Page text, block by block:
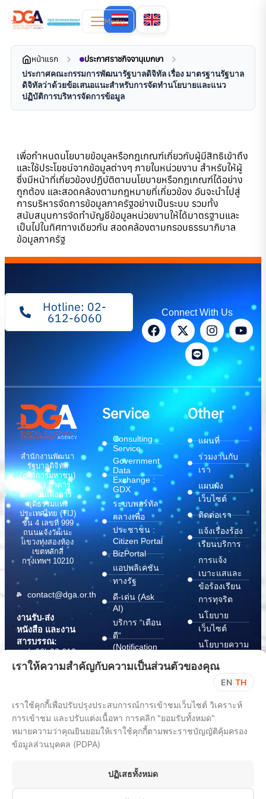
Menu
หน้าแรก ประกาศราชกิจจานุเบกษา
ประกาศคณะกรรมการพัฒนารัฐบาลดิจิทัล เรื่อง มาตรฐานรัฐบาล
ดิจิทัลว่าด้วยข้อเสนอแนะสำหรับการจัดทำนโยบายและแนว
ปฏิบัติการบริหารจัดการข้อมูล
เพื่อกำหนดนโยบายข้อมูลหรือกฎเกณฑ์เกี่ยวกับผู้มีสิทธิเข้าถึง
และใช้ประโยชน์จากข้อมูลต่างๆ ภายในหน่วยงาน สำหรับให้ผู้
ซึ่งมีหน้าที่เกี่ยวข้องปฏิบัติตามนโยบายหรือกฎเกณฑ์ได้อย่าง
ถูกต้อง และสอดคล้องตามกฎหมายที่เกี่ยวข้อง อันจะนำไปสู่
การบริหารจัดการข้อมูลภาครัฐอย่างเป็นระบบ รวมทั้ง
สนับสนุนการจัดทำบัญชีข้อมูลหน่วยงานให้ได้มาตรฐานและ
เป็นไปในทิศทางเดียวกัน สอดคล้องตามกรอบธรรมาภิบาล
ข้อมูลภาครัฐ
Hotline: 02-
612-6060 Connect With Us
สำนักงานพัฒนา
รัฐบาลดิจิทัล
(องค์การมหาชน)
(สพร.) อาคาร
สถาบันเพื่อการ
ยุติธรรมแห่ง
ประเทศไทย (TIJ)
ชั้น 4 เลขที่ 999
ถนนแจ้งวัฒนะ
แขวงทุ่งสองห้อง
เขตหลักสี่
กรุงเทพฯ 10210
contact@dga.or.th
งานรับ-ส่ง
หนังสือ และงาน
สารบรรณ:
(+66) 02 612
6000
saraban@dga.or.th
Center:
(+66) 02 612
Service
Consulting
Service
Government
Data
Exchange :
GDX
ระบบพอร์ทัล
กลางเพื่อ
ประชาชน :
Citizen Portal
BizPortal
แอปพลิเคชัน
ทางรัฐ
ดี-เด่น (Ask
AI)
บริการ “เตือน
ดี”
(Notification
บริการ
(Document
Wallet)
Other
แผนที่
ร่วมงานกับ
เรา
แผนผัง
เว็บไซต์
ติดต่อเรา
แจ้งเรื่องร้อง
เรียนบริการ
การแจ้ง
เบาะแสและ
ข้อร้องเรียน
การทุจริต
นโยบาย
เว็บไซต์
นโยบายความ
ปลอดภัย
สารสนเทศ
ChangeLog
เราให้ความสำคัญกับความเป็นส่วนตัวของคุณ
EN TH
เราใช้คุกกี้เพื่อปรับปรุงประสบการณ์การเข้าชมเว็บไซต์ วิเคราะห์
การเข้าชม และปรับแต่งเนื้อหา การคลิก "ยอมรับทั้งหมด"
หมายความว่าคุณยินยอมให้เราใช้คุกกี้ตามพระราชบัญญัติคุ้มครอง
ข้อมูลส่วนบุคคล (PDPA)
ปฏิเสธทั้งหมด